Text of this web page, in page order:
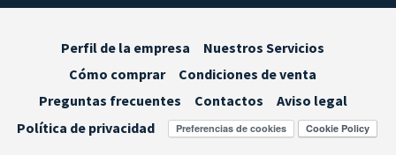
Perfil de la empresa
Nuestros Servicios
Cómo comprar
Condiciones de venta
Preguntas frecuentes
Contactos
Aviso legal
Política de privacidad
Preferencias de cookies